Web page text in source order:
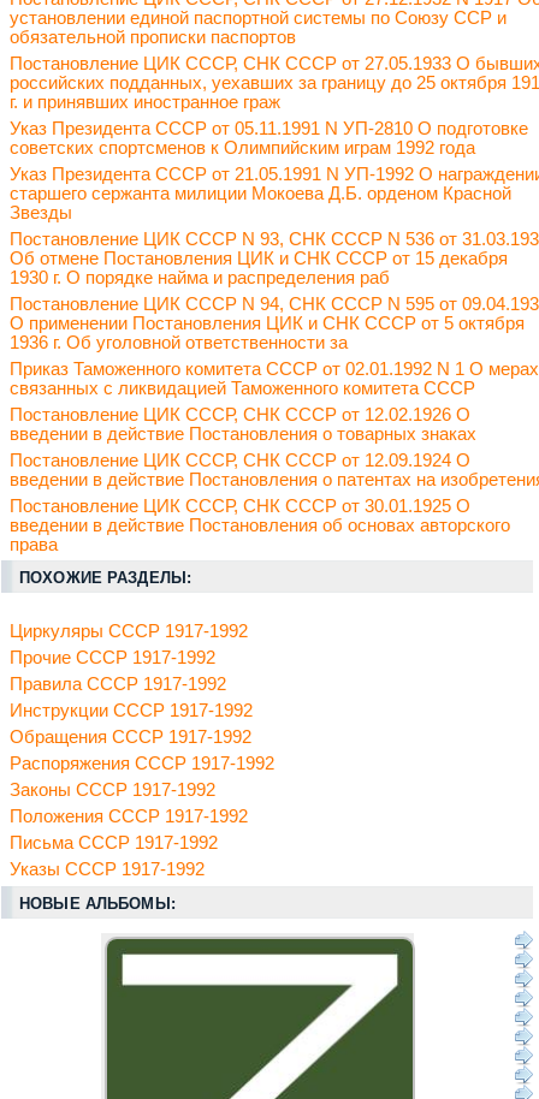
установлении единой паспортной системы по Союзу ССР и
обязательной прописки паспортов
Постановление ЦИК СССР, СНК СССР от 27.05.1933 О
российских подданных, уехавших за границу до 25 октября
г. и принявших иностранное граж
Указ Президента СССР от 05.11.1991 N УП-2810 О подготовке
советских спортсменов к Олимпийским играм 1992 года
Указ Президента СССР от 21.05.1991 N УП-1992 О
старшего сержанта милиции Мокоева Д.Б. орденом Красной
Звезды
Постановление ЦИК СССР N 93, СНК СССР N 536 от
Об отмене Постановления ЦИК и СНК СССР от 15 декабря
1930 г. О порядке найма и распределения раб
Постановление ЦИК СССР N 94, СНК СССР N 595 от
О применении Постановления ЦИК и СНК СССР от 5 октября
1936 г. Об уголовной ответственности за
Приказ Таможенного комитета СССР от 02.01.1992 N 1 О
связанных с ликвидацией Таможенного комитета СССР
Постановление ЦИК СССР, СНК СССР от 12.02.1926 О
введении в действие Постановления о товарных знаках
Постановление ЦИК СССР, СНК СССР от 12.09.1924 О
введении в действие Постановления о патентах на
Постановление ЦИК СССР, СНК СССР от 30.01.1925 О
введении в действие Постановления об основах авторского
права
ПОХОЖИЕ РАЗДЕЛЫ:
Циркуляры СССР 1917-1992
Прочие СССР 1917-1992
Правила СССР 1917-1992
Инструкции СССР 1917-1992
Обращения СССР 1917-1992
Распоряжения СССР 1917-1992
Законы СССР 1917-1992
Положения СССР 1917-1992
Письма СССР 1917-1992
Указы СССР 1917-1992
НОВЫЕ АЛЬБОМЫ: